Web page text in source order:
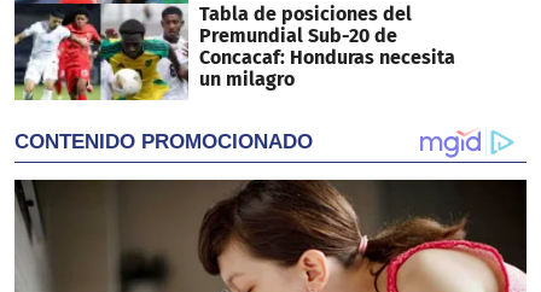
Tabla de posiciones del
Premundial Sub-20 de
Concacaf: Honduras necesita
un milagro